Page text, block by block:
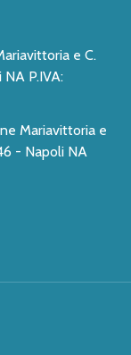
e C.
Mariavittoria e
- Napoli NA